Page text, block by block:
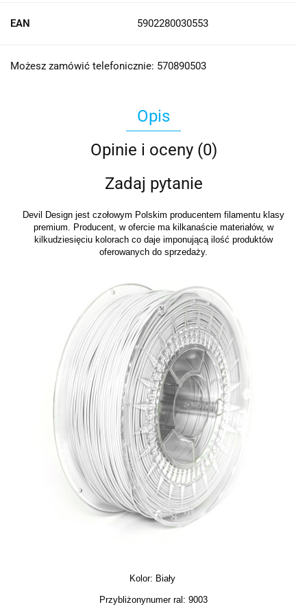
EAN 5902280030553
Możesz zamówić telefonicznie: 570890503
Opis
Opinie i oceny (0)
Zadaj pytanie
Devil Design jest czołowym Polskim producentem filamentu klasy
premium. Producent, w ofercie ma kilkanaście materiałów, w
kilkudziesięciu kolorach co daje imponującą ilość produktów
oferowanych do sprzedaży.
Kolor: Biały
Przybliżonynumer ral: 9003